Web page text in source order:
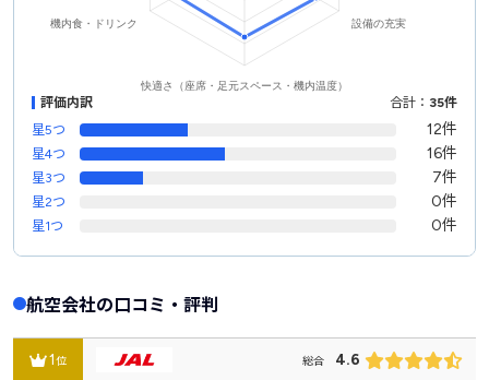
評価内訳 合計： 35件
星5つ
12件
星4つ 16件
星3つ 7件
星2つ 0件
星1つ 0件
航空会社の口コミ・評判
1位 総合 4.6